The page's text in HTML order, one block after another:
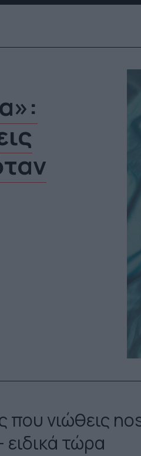
που νιώθεις
τώρα